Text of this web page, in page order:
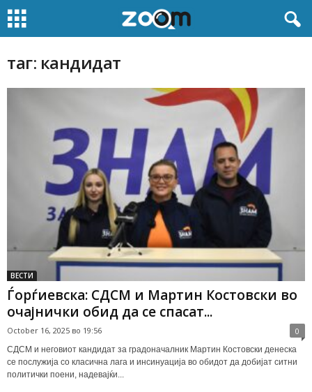
таг: кандидат
ВЕСТИ
Ѓорѓиевска: СДСМ и Мартин Костовски во
очајнички обид да се спасат...
October 16, 2025 во 19:56 0
СДСМ и неговиот кандидат за градоначалник Мартин Костовски денеска
се послужија со класична лага и инсинуација во обидот да добијат ситни
политички поени, надевајќи...